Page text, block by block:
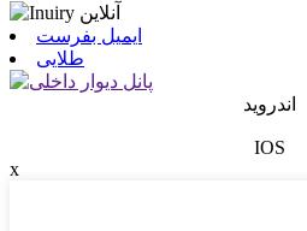
ایمیل بفرست
طلایی
اندروید
IOS
x